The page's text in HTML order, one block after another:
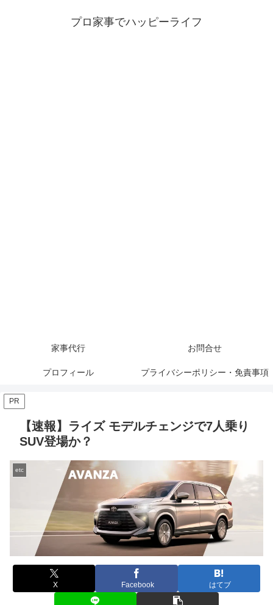
プロ家事でハッピーライフ
家事代行 お問合せ
プロフィール プライバシーポリシー・免責事項
PR
【速報】ライズ モデルチェンジで7人乗り
SUV登場か？
etc
X Facebook はてブ